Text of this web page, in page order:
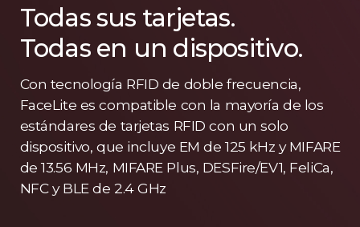
Todas sus tarjetas.
Todas en un dispositivo.
Con tecnología RFID de doble frecuencia,
FaceLite es compatible con la mayoría de los
estándares de tarjetas RFID con un solo
dispositivo, que incluye EM de 125 kHz y MIFARE
de 13.56 MHz, MIFARE Plus, DESFire/EV1, FeliCa,
NFC y BLE de 2.4 GHz